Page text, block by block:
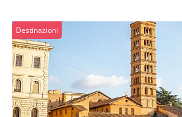
Destinazioni